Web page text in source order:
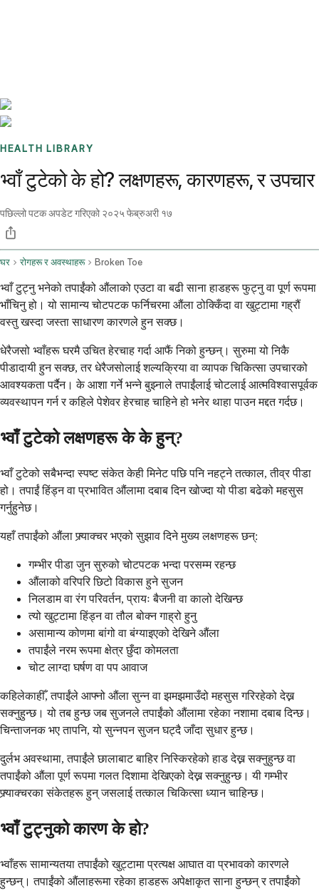
HEALTH LIBRARY
भ्वाँ टुटेको के हो? लक्षणहरू, कारणहरू, र उपचार
पछिल्लो पटक अपडेट गरिएको २०२५ फेब्रुअरी १७
घर रोगहरू र अवस्थाहरू Broken Toe
भ्वाँ टुट्नु भनेको तपाईंको औंलाको एउटा वा बढी साना हाडहरू फुट्नु वा पूर्ण रूपमा
भाँचिनु हो। यो सामान्य चोटपटक फर्निचरमा औंला ठोक्किँदा वा खुट्टामा गह्रौं
वस्तु खस्दा जस्ता साधारण कारणले हुन सक्छ।
धेरैजसो भ्वाँहरू घरमै उचित हेरचाह गर्दा आफैं निको हुन्छन्। सुरुमा यो निकै
पीडादायी हुन सक्छ, तर धेरैजसोलाई शल्यक्रिया वा व्यापक चिकित्सा उपचारको
आवश्यकता पर्दैन। के आशा गर्ने भन्ने बुझ्नाले तपाईंलाई चोटलाई आत्मविश्वासपूर्वक
व्यवस्थापन गर्न र कहिले पेशेवर हेरचाह चाहिने हो भनेर थाहा पाउन मद्दत गर्दछ।
भ्वाँ टुटेको लक्षणहरू के के हुन्?
भ्वाँ टुटेको सबैभन्दा स्पष्ट संकेत केही मिनेट पछि पनि नहट्ने तत्काल, तीव्र पीडा
हो। तपाईं हिंड्न वा प्रभावित औंलामा दबाब दिन खोज्दा यो पीडा बढेको महसुस
गर्नुहुनेछ।
यहाँ तपाईंको औंला फ्र्याक्चर भएको सुझाव दिने मुख्य लक्षणहरू छन्:
गम्भीर पीडा जुन सुरुको चोटपटक भन्दा परसम्म रहन्छ
औंलाको वरिपरि छिटो विकास हुने सुजन
निलडाम वा रंग परिवर्तन, प्रायः बैजनी वा कालो देखिन्छ
त्यो खुट्टामा हिंड्न वा तौल बोक्न गाह्रो हुनु
असामान्य कोणमा बांगो वा बंग्याइएको देखिने औंला
तपाईंले नरम रूपमा क्षेत्र छुँदा कोमलता
चोट लाग्दा घर्षण वा पप आवाज
कहिलेकाहीँ, तपाईंले आफ्नो औंला सुन्न वा झमझमाउँदो महसुस गरिरहेको देख्न
सक्नुहुन्छ। यो तब हुन्छ जब सुजनले तपाईंको औंलामा रहेका नशामा दबाब दिन्छ।
चिन्ताजनक भए तापनि, यो सुन्नपन सुजन घट्दै जाँदा सुधार हुन्छ।
दुर्लभ अवस्थामा, तपाईंले छालाबाट बाहिर निस्किरहेको हाड देख्न सक्नुहुन्छ वा
तपाईंको औंला पूर्ण रूपमा गलत दिशामा देखिएको देख्न सक्नुहुन्छ। यी गम्भीर
फ्र्याक्चरका संकेतहरू हुन् जसलाई तत्काल चिकित्सा ध्यान चाहिन्छ।
भ्वाँ टुट्नुको कारण के हो?
भ्वाँहरू सामान्यतया तपाईंको खुट्टामा प्रत्यक्ष आघात वा प्रभावको कारणले
हुन्छन्। तपाईंको औंलाहरूमा रहेका हाडहरू अपेक्षाकृत साना हुन्छन् र तपाईंको